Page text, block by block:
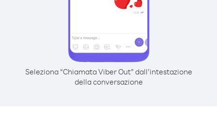
Seleziona “Chiamata Viber Out” dall’intestazione
della conversazione